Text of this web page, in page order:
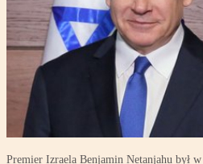
Premier Izraela Benjamin Netanjahu był